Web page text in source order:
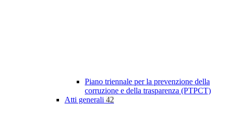
Piano triennale per la prevenzione della
corruzione e della trasparenza (PTPCT)
Atti generali 42